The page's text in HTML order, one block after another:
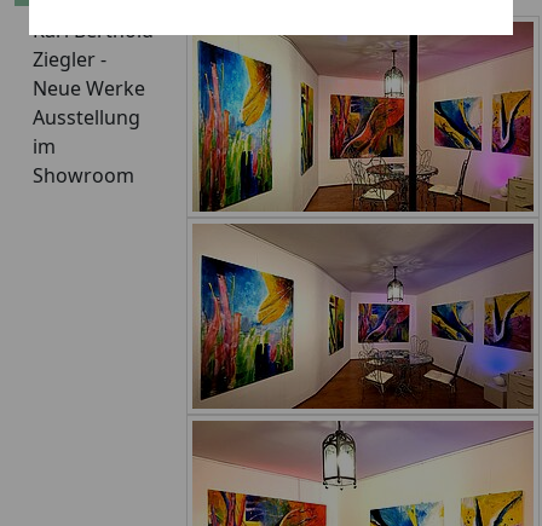
Karl Berthold
Ziegler -
Neue Werke
Ausstellung
im
Showroom